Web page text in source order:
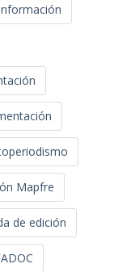
Mapfre
de edición